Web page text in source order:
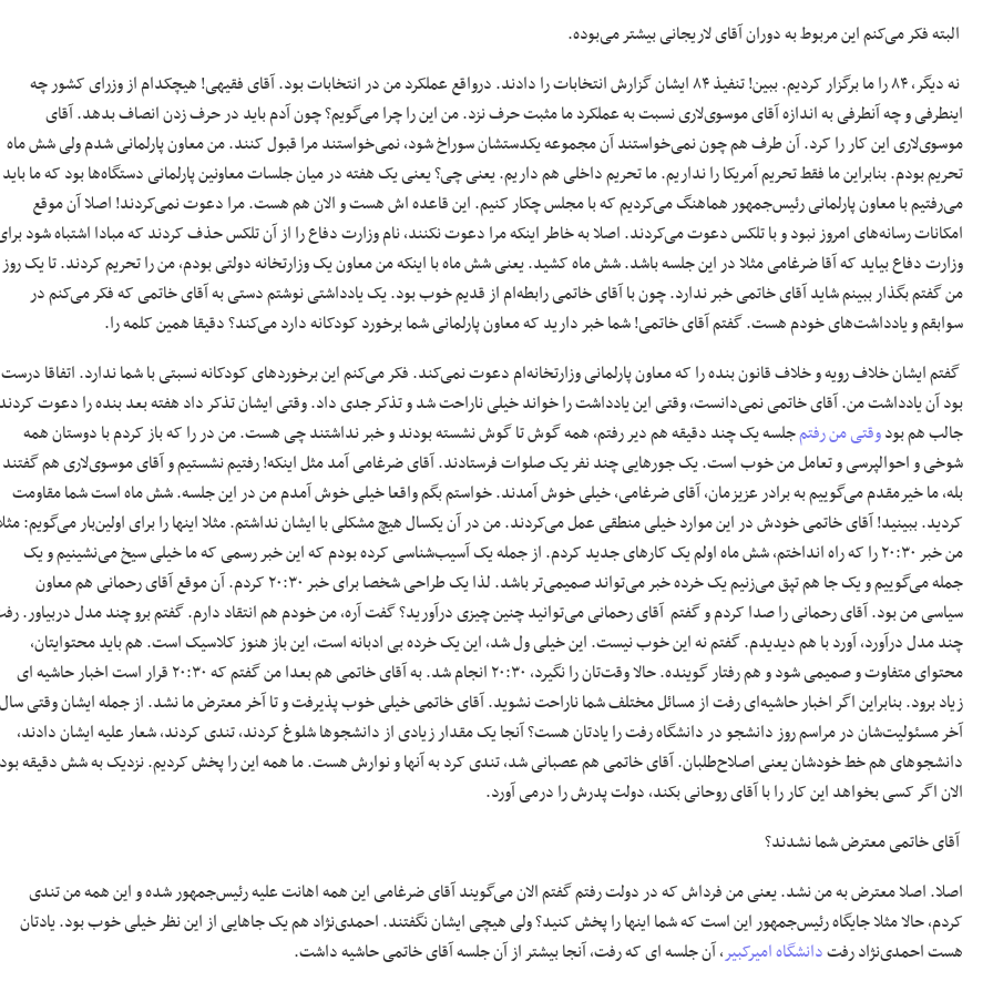
البته فکر می‌کنم این مربوط به دوران آقای لاریجانی بیشتر می‌بوده.
نه دیگر، ۸۴ را ما برگزار کردیم. ببین! تنفیذ ۸۴ ایشان گزارش انتخابات را دادند. درواقع عملکرد من در انتخابات بود. آقای فقیهی! هیچکدام از وزرای کشور چه
اینطرفی و چه آنطرفی به اندازه آقای موسوی‌لاری نسبت به عملکرد ما مثبت حرف نزد. من این را چرا می‌گویم؟ چون آدم باید در حرف زدن انصاف بدهد. آقای
موسوی‌لاری این کار را کرد. آن طرف هم چون نمی‌خواستند آن مجموعه یکدستشان سوراخ شود، نمی‌خواستند مرا قبول کنند. من معاون پارلمانی شدم ولی شش ماه
تحریم بودم. بنابراین ما فقط تحریم آمریکا را نداریم. ما تحریم داخلی هم داریم. یعنی چی؟ یعنی یک هفته در میان جلسات معاونین پارلمانی دستگاه‌ها بود که ما باید
می‌رفتیم با معاون پارلمانی رئیس‌جمهور هماهنگ می‌کردیم که با مجلس چکار کنیم. این قاعده اش هست و الان هم هست. مرا دعوت نمی‌کردند! اصلا آن موقع
امکانات رسانه‌های امروز نبود و با تلکس دعوت می‌کردند. اصلا به خاطر اینکه مرا دعوت نکنند، نام وزارت دفاع را از آن تلکس حذف کردند که مبادا اشتباه شود
وزارت دفاع بیاید که آقا ضرغامی مثلا در این جلسه باشد. شش ماه کشید. یعنی شش ماه با اینکه من معاون یک وزارتخانه دولتی بودم، من را تحریم کردند. تا یک روز
من گفتم بگذار ببینم شاید آقای خاتمی خبر ندارد. چون با آقای خاتمی رابطه‌ام از قدیم خوب بود. یک یادداشتی نوشتم دستی به آقای خاتمی که فکر می‌کنم در
سوابقم و یادداشت‌های خودم هست. گفتم آقای خاتمی! شما خبر دارید که معاون پارلمانی شما برخورد کودکانه دارد می‌کند؟ دقیقا همین کلمه را.
گفتم ایشان خلاف رویه و خلاف قانون بنده را که معاون پارلمانی وزارتخانه‌ام دعوت نمی‌کند. فکر می‌کنم این برخوردهای کودکانه نسبتی با شما ندارد. اتفاقا درست
بود آن یادداشت من. آقای خاتمی نمی‌دانست، وقتی این یادداشت را خواند خیلی ناراحت شد و تذکر جدی داد. وقتی ایشان تذکر داد هفته بعد بنده را دعوت
جالب هم بودوقتی من رفتمجلسه یک چند دقیقه هم دیر رفتم، همه گوش تا گوش نشسته بودند و خبر نداشتند چی هست. من در را که باز کردم با دوستان همه
شوخی و احوالپرسی و تعامل من خوب است. یک جورهایی چند نفر یک صلوات فرستادند. آقای ضرغامی آمد مثل اینکه! رفتیم نشستیم و آقای موسوی‌لاری هم گفتند
بله، ما خیرمقدم می‌گوییم به برادر عزیزمان، آقای ضرغامی، خیلی خوش آمدند. خواستم بگم واقعا خیلی خوش آمدم من در این جلسه. شش ماه است شما مقاومت
کردید. ببینید! آقای خاتمی خودش در این موارد خیلی منطقی عمل می‌کردند. من در آن یکسال هیچ مشکلی با ایشان نداشتم. مثلا اینها را برای اولین‌بار می‌گویم:
من خبر ۲۰:۳۰ را که راه انداختم، شش ماه اولم یک کارهای جدید کردم. از جمله یک آسیب‌شناسی کرده بودم که این خبر رسمی که ما خیلی سیخ می‌نشینیم و یک
جمله می‌گوییم و یک جا هم تپق می‌زنیم یک خرده خبر می‌تواند صمیمی‌تر باشد. لذا یک طراحی شخصا برای خبر ۲۰:۳۰ کردم. آن موقع آقای رحمانی هم معاون
سیاسی من بود. آقای رحمانی را صدا کردم و گفتم آقای رحمانی می‌توانید چنین چیزی درآورید؟ گفت آره، من خودم هم انتقاد دارم. گفتم برو چند مدل دربیاور.
چند مدل درآورد، آورد با هم دیدیدم. گفتم نه این خوب نیست. این خیلی ول شد، این یک خرده بی ادبانه است، این باز هنوز کلاسیک است. هم باید محتوایتان،
محتوای متفاوت و صمیمی شود و هم رفتار گوینده. حالا وقت‌تان را نگیرد، ۲۰:۳۰ انجام شد. به آقای خاتمی هم بعدا من گفتم که ۲۰:۳۰ قرار است اخبار حاشیه ای
زیاد برود. بنابراین اگر اخبار حاشیه‌ای رفت از مسائل مختلف شما ناراحت نشوید. آقای خاتمی خیلی خوب پذیرفت و تا آخر معترض ما نشد. از جمله ایشان وقتی سال
آخر مسئولیت‌شان در مراسم روز دانشجو در دانشگاه رفت را یادتان هست؟ آنجا یک مقدار زیادی از دانشجوها شلوغ کردند، تندی کردند، شعار علیه ایشان دادند،
دانشجوهای هم خط خودشان یعنی اصلاح‌طلبان. آقای خاتمی هم عصبانی شد، تندی کرد به آنها و نوارش هست. ما همه این را پخش کردیم. نزدیک به شش دقیقه
الان اگر کسی بخواهد این کار را با آقای روحانی بکند، دولت پدرش را درمی آورد.
آقای خاتمی معترض شما نشدند؟
اصلا. اصلا معترض به من نشد. یعنی من فرداش که در دولت رفتم گفتم الان می‌گویند آقای ضرغامی این همه اهانت علیه رئیس‌جمهور شده و این همه من تندی
کردم، حالا مثلا جایگاه رئیس‌جمهور این است که شما اینها را پخش کنید؟ ولی هیچی ایشان نگفتند. احمدی‌نژاد هم یک جاهایی از این نظر خیلی خوب بود. یادتان
هست احمدی‌نژاد رفتدانشگاه امیرکبیر، آن جلسه ای که رفت، آنجا بیشتر از آن جلسه آقای خاتمی حاشیه داشت.